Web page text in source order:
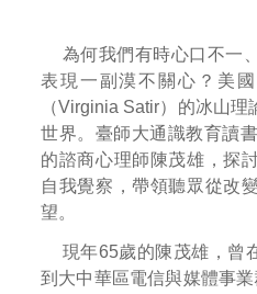
為何我們有時心口不一
表現一副漠不關心？美
（Virginia Satir）的冰山
世界。臺師大通識教育讀
的諮商心理師陳茂雄，探
自我覺察，帶領聽眾從改
望。
現年65歲的陳茂雄，曾
到大中華區電信與媒體事